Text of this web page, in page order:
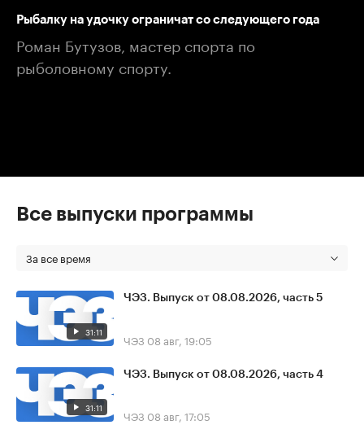
Рыбалку на удочку ограничат со следующего года
Роман Бутузов, мастер спорта по
рыболовному спорту.
Все выпуски программы
За все время
31:11
ЧЭЗ. Выпуск от 08.08.2026, часть 5
ЧЭЗ 08 авг, 19:05
31:11
ЧЭЗ. Выпуск от 08.08.2026, часть 4
ЧЭЗ 08 авг, 17:05